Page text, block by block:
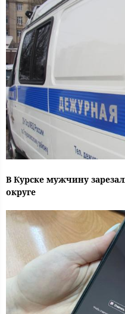
В Курске мужчину
округе